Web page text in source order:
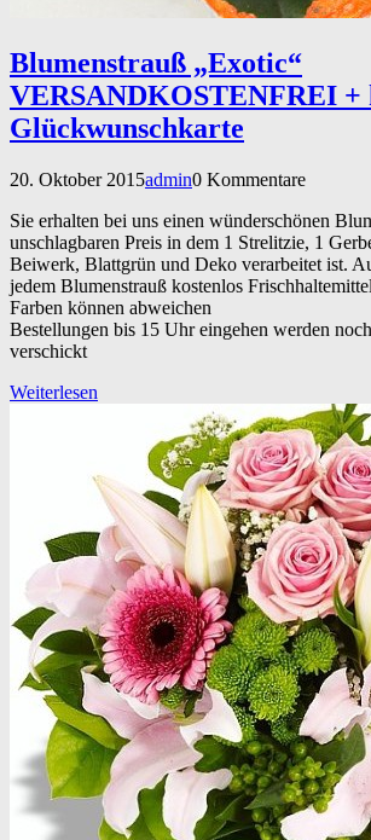
Blumenstrauß „Exotic“
VERSANDKOSTENFREI +
Glückwunschkarte
20. Oktober 2015admin0 Kommentare
Sie erhalten bei uns einen wünderschönen
unschlagbaren Preis in dem 1 Strelitzie, 1
Beiwerk, Blattgrün und Deko verarbeitet ist.
jedem Blumenstrauß kostenlos
Farben können abweichen
Bestellungen bis 15 Uhr eingehen werden
verschickt
Weiterlesen